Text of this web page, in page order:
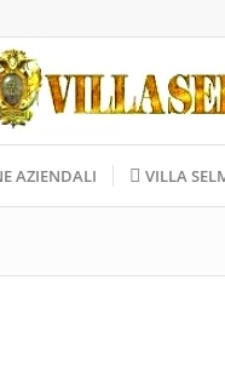
AZIENDALI VILLA